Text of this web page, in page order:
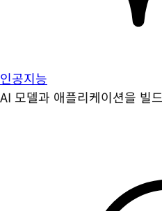
인공지능
AI 모델과 애플리케이션을 빌